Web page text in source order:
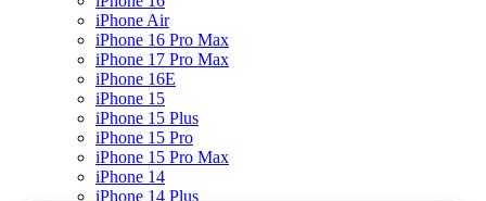
iPhone Air
iPhone 16 Pro Max
iPhone 17 Pro Max
iPhone 16E
iPhone 15
iPhone 15 Plus
iPhone 15 Pro
iPhone 15 Pro Max
iPhone 14
iPhone 14 Plus